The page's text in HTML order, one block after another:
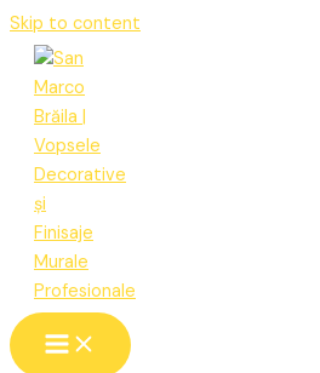
Skip to content